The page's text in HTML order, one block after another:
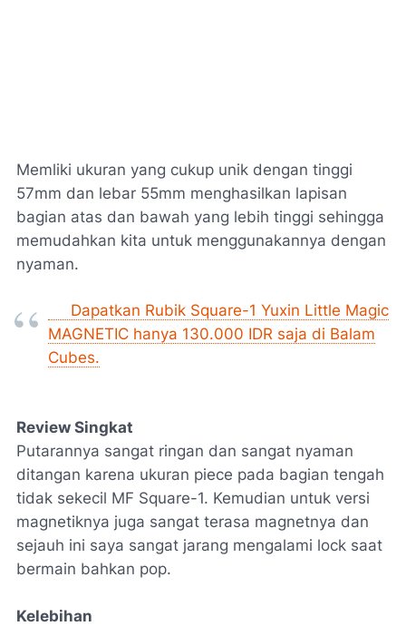
Memliki ukuran yang cukup unik dengan tinggi
57mm dan lebar 55mm menghasilkan lapisan
bagian atas dan bawah yang lebih tinggi sehingga
memudahkan kita untuk menggunakannya dengan
nyaman.
Dapatkan Rubik Square-1 Yuxin Little Magic
MAGNETIC hanya 130.000 IDR saja di Balam
Cubes.
Review Singkat
Putarannya sangat ringan dan sangat nyaman
ditangan karena ukuran piece pada bagian tengah
tidak sekecil MF Square-1. Kemudian untuk versi
magnetiknya juga sangat terasa magnetnya dan
sejauh ini saya sangat jarang mengalami lock saat
bermain bahkan pop.
Kelebihan